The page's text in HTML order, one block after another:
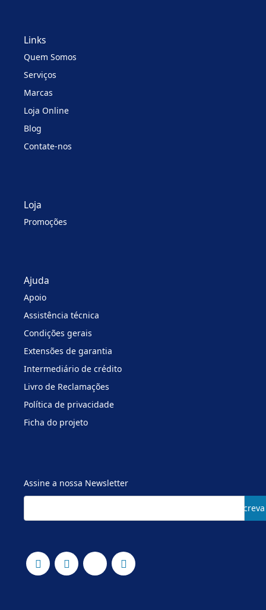
Links
Quem Somos
Serviços
Marcas
Loja Online
Blog
Contate-nos
Loja
Promoções
Ajuda
Apoio
Assistência técnica
Condições gerais
Extensões de garantia
Intermediário de crédito
Livro de Reclamações
Política de privacidade
Ficha do projeto
Assine a nossa Newsletter
Subscreva